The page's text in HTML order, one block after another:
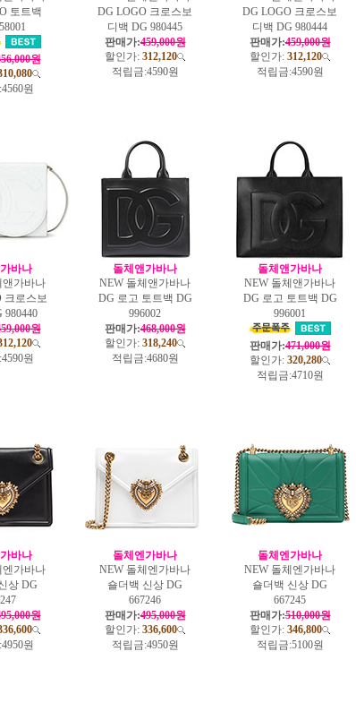
토트백
원
4560원
DG LOGO 크로스보
디백 DG 980445
판매가:459,000원
할인가: 312,120
적립금:4590원
DG LOGO 크로스보
디백 DG 980444
판매가:459,000원
할인가: 312,120
적립금:4590원
바나
앤가바나
크로스보
980440
원
4590원
돌체앤가바나
NEW 돌체앤가바나
DG 로고 토트백 DG
996002
판매가:468,000원
할인가: 318,240
적립금:4680원
돌체앤가바나
NEW 돌체앤가바나
DG 로고 토트백 DG
996001
판매가:471,000원
할인가: 320,280
적립금:4710원
바나
엔가바나
상 DG
원
4950원
돌체엔가바나
NEW 돌체엔가바나
숄더백 신상 DG
667246
판매가:495,000원
할인가: 336,600
적립금:4950원
돌체엔가바나
NEW 돌체엔가바나
숄더백 신상 DG
667245
판매가:510,000원
할인가: 346,800
적립금:5100원